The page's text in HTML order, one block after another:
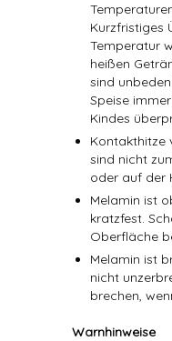
Kurzfristiges
Temperatur
heißen
sind
Speise
Kindes
Kontakthitze
sind nicht
oder auf der
Melamin ist
kratzfest.
Oberfläche
Melamin ist
nicht
brechen,
Warnhinweise